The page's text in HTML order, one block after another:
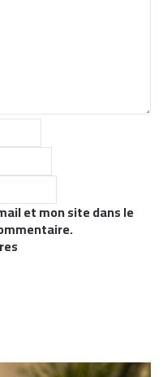
et mon site dans le